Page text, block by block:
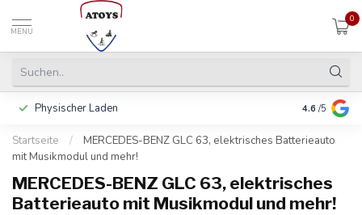
MENU
0
Physischer Laden In 3 Raten
4.6 /5
Startseite /
MERCEDES-BENZ GLC 63, elektrisches Batterieauto
mit Musikmodul und mehr!
MERCEDES-BENZ GLC 63, elektrisches
Batterieauto mit Musikmodul und mehr!